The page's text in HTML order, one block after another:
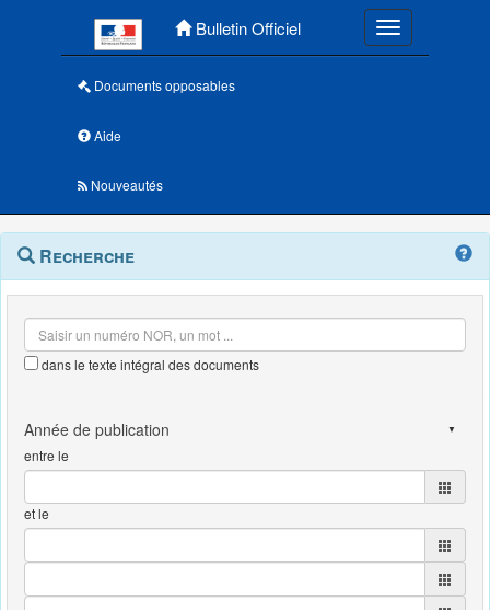
Bulletin Officiel Toggle
Documents opposables
Aide
Nouveautés
Navigation
outils
Menu
contextuel
Recherche
dans le texte intégral des documents
entre le
et le